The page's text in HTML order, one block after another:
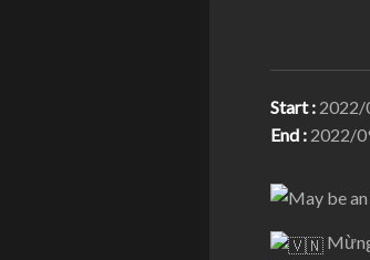
Start :2022/
End :2022/